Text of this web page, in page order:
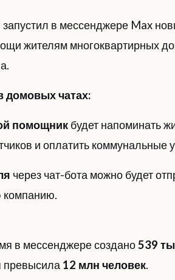
в мессенджере Max
жителям многоквартирных
домовых чатах:
помощник будет напоминать
и оплатить коммунальные
через чат-бота можно будет
в мессенджере создано539
превысила 12 млн человек.